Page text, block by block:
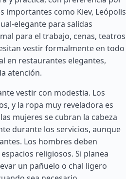
importantes como Kiev, Leópolis
elegante para salidas
para el trabajo, cenas, teatros
vestir formalmente en todo
en restaurantes elegantes,
atención.
vestir con modestia. Los
y la ropa muy reveladora es
mujeres se cubran la cabeza
durante los servicios, aunque
Los hombres deben
religiosos. Si planea
un pañuelo o chal ligero